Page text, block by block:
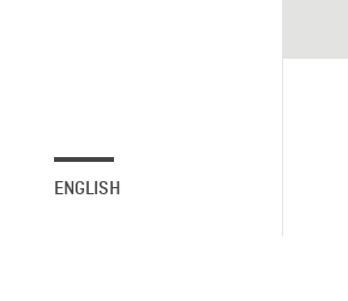
ENGLISH